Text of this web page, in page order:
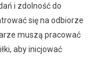
i zdolność do
się na odbiorze
muszą pracować
aby inicjować